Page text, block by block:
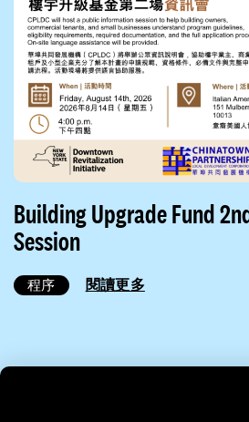
Building Upgrade Fund
Session
程序 閱讀更多